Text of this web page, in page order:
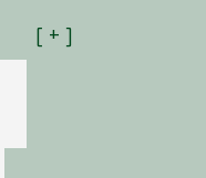
[ + ]